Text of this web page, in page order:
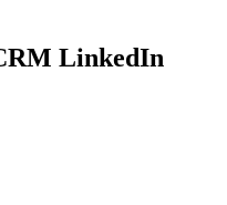
LinkedIn